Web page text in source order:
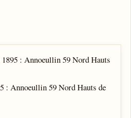
: Annoeullin 59 Nord Hauts
: Annoeullin 59 Nord Hauts de